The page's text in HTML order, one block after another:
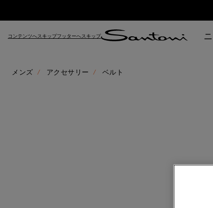
コンテンツへスキップフッターへスキップ
メンズ アクセサリー ベルト